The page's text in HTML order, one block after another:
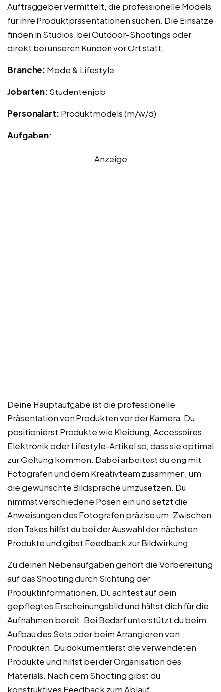
Auftraggeber vermittelt, die professionelle Models
für ihre Produktpräsentationen suchen. Die Einsätze
finden in Studios, bei Outdoor-Shootings oder
direkt bei unseren Kunden vor Ort statt.
Branche: Mode & Lifestyle
Jobarten: Studentenjob
Personalart: Produktmodels (m/w/d)
Aufgaben:
Anzeige
Deine Hauptaufgabe ist die professionelle
Präsentation von Produkten vor der Kamera. Du
positionierst Produkte wie Kleidung, Accessoires,
Elektronik oder Lifestyle-Artikel so, dass sie optimal
zur Geltung kommen. Dabei arbeitest du eng mit
Fotografen und dem Kreativteam zusammen, um
die gewünschte Bildsprache umzusetzen. Du
nimmst verschiedene Posen ein und setzt die
Anweisungen des Fotografen präzise um. Zwischen
den Takes hilfst du bei der Auswahl der nächsten
Produkte und gibst Feedback zur Bildwirkung.
Zu deinen Nebenaufgaben gehört die Vorbereitung
auf das Shooting durch Sichtung der
Produktinformationen. Du achtest auf dein
gepflegtes Erscheinungsbild und hältst dich für die
Aufnahmen bereit. Bei Bedarf unterstützt du beim
Aufbau des Sets oder beim Arrangieren von
Produkten. Du dokumentierst die verwendeten
Produkte und hilfst bei der Organisation des
Materials. Nach dem Shooting gibst du
konstruktives Feedback zum Ablauf.